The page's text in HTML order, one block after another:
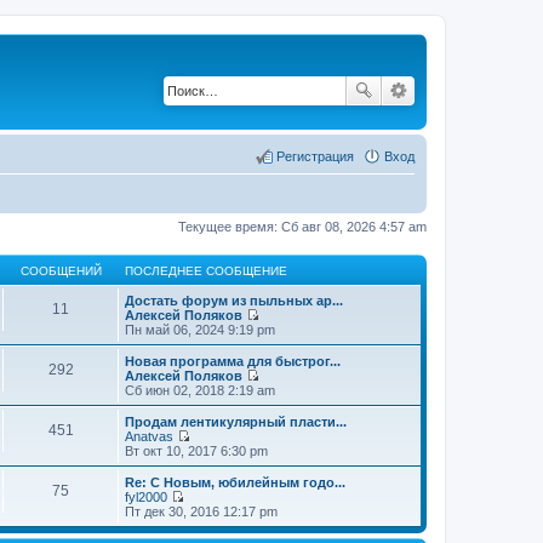
Вход
Регистрация
Текущее время: Сб авг 08, 2026 4:57 am
СООБЩЕНИЙ ПОСЛЕДНЕЕ СООБЩЕНИЕ
11
Достать форум из пыльных ар...
Алексей Поляков
П
е
р
е
й
т
к
о
л
д
н
Пн май 06, 2024 9:19 pm
292
Новая программа для быстрог...
Алексей Поляков
П
е
р
е
й
т
и
к
о
с
Сб июн 02, 2018 2:19 am
451
Продам лентикулярный пласти...
Anatvas
П
е
р
е
й
т
и
Вт окт 10, 2017 6:30 pm
75
Re: С Новым, юбилейным годо...
fyl2000
П
е
р
Пт дек 30, 2016 12:17 pm